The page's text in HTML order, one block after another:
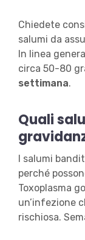
Chiedete
salumi da
In linea
circa 50-80
settimana.
Quali
I salumi
perché
Toxoplasma
un’infezione
rischiosa.